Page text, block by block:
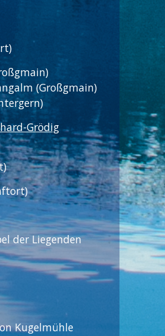
(Großgmain)
(Großgmain)
Grödig
der Liegenden
Kugelmühle